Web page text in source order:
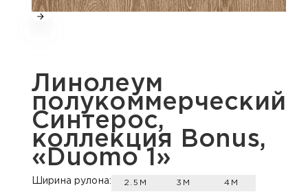
Линолеум
полукоммерческий
Синтерос,
коллекция Bonus,
«Duomo 1»
Ширина рулона: 2.5М 3М 4М